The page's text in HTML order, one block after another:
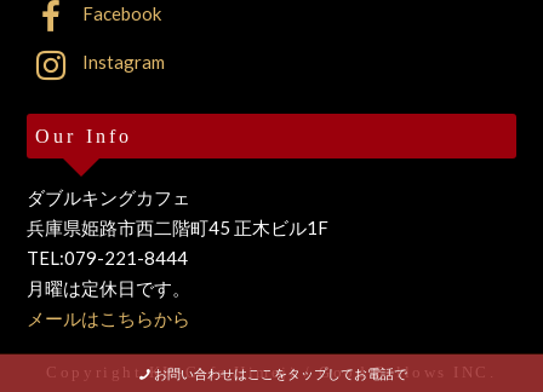
Facebook
Instagram
Our Info
ダブルキングカフェ
兵庫県姫路市西二階町45 正木ビル1F
TEL:079-221-8444
月曜は定休日です。
メールはこちらから
Copyright KK-Cafe Himeji / Good Fellows INC.
お問い合わせはここをタップしてお電話で